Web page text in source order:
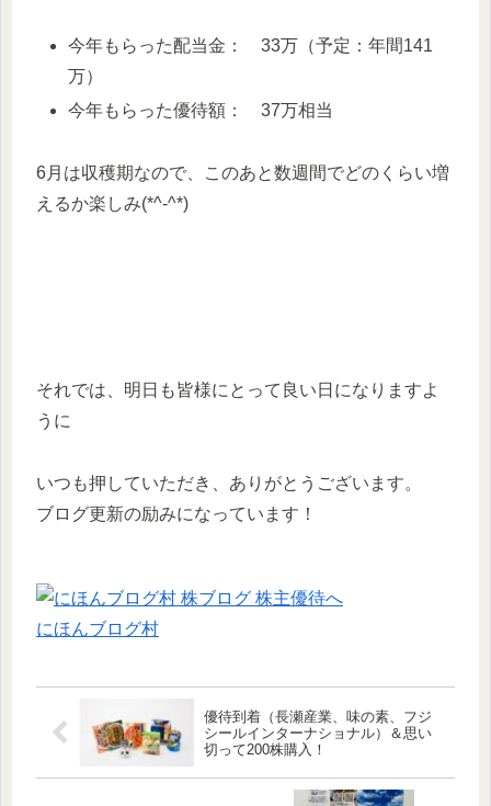
今年もらった配当金： 33万（予定：年間141
万）
今年もらった優待額： 37万相当
6月は収穫期なので、このあと数週間でどのくらい増
えるか楽しみ(*^-^*)
それでは、明日も皆様にとって良い日になりますよ
うに
いつも押していただき、ありがとうございます。
ブログ更新の励みになっています！
にほんブログ村
優待到着（長瀬産業、味の素、フジ
シールインターナショナル）＆思い
切って200株購入！